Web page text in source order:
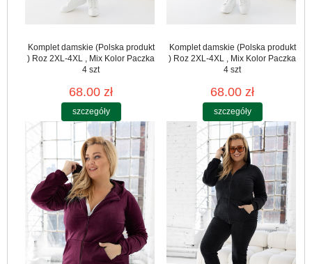
Komplet damskie (Polska produkt
) Roz 2XL-4XL , Mix Kolor Paczka
4 szt
68.00 zł
szczegóły
Komplet damskie (Polska produkt
) Roz 2XL-4XL , Mix Kolor Paczka
4 szt
68.00 zł
szczegóły